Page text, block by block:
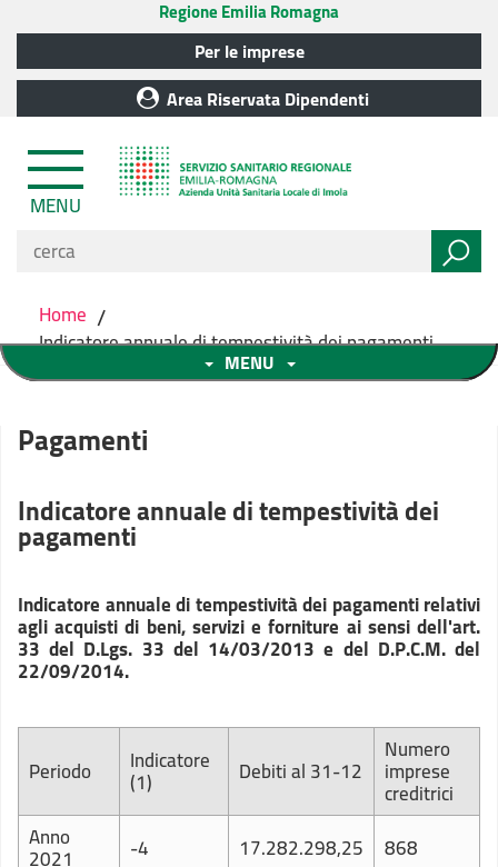
Regione Emilia Romagna
Per le imprese
Area Riservata Dipendenti
MENU
Home /
Indicatore annuale di tempestività dei pagamenti
MENU
Pagamenti
Indicatore annuale di tempestività dei
pagamenti
Indicatore annuale di tempestività dei pagamenti relativi
agli acquisti di beni, servizi e forniture ai sensi dell'art.
33 del D.Lgs. 33 del 14/03/2013 e del D.P.C.M. del
22/09/2014.
Periodo Indicatore
(1) Debiti al 31-12
Numero
imprese
creditrici
Anno
2021 -4 17.282.298,25
868